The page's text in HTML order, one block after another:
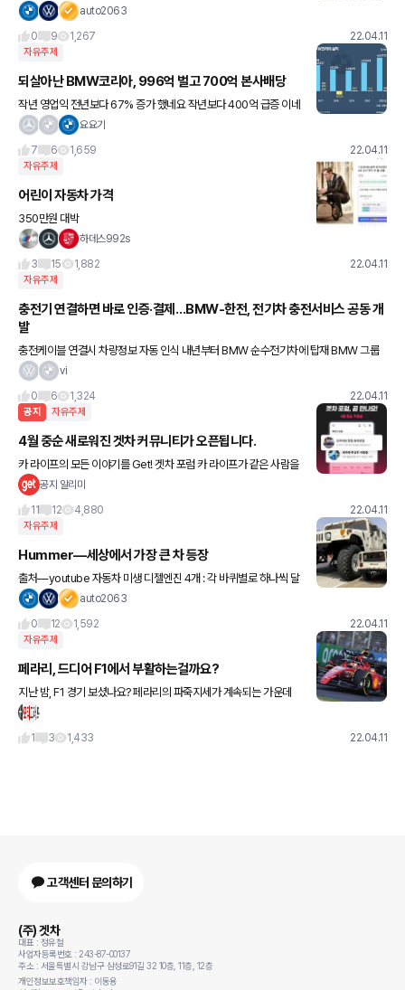
만 아니라 전시차 모두 드라이빙센터 트랙 체험도 가능하고 오프로드
auto2063
0
9 1,267 22.04.11
자유주제
되살아난 BMW코리아, 996억 벌고 700억 본사배당
작년 영업익 전년보다 67% 증가 했네요 작년보다 400억 급증 이네
요
요요기
7
6 1,659 22.04.11
자유주제
어린이 자동차 가격
350만원 대박
하데스992s
3
15 1,882 22.04.11
자유주제
충전기 연결하면 바로 인증·결제…BMW-한전, 전기차 충전서비스 공동 개
발
충전케이블 연결시 차량정보 자동 인식 내년부터 BMW 순수전기차에 탑재 BMW 그룹
코리아가 인천 영종도 BMW 드라이빙 센터에서 한국전력과 차세대 전기차 충전서비스
vi
0
6 1,324 22.04.11
공지 자유주제
4월 중순 새로워진 겟차 커뮤니티가 오픈됩니다.
카 라이프의 모든 이야기를 Get! 겟차 포럼 카 라이프가 같은 사람을
만난 적 있나요? 우리는 자동차라는 관심사로 모였지만 내 차 관리,
공지 알리미
11
12 4,880 22.04.11
자유주제
Hummer—세상에서 가장 큰 차 등장
출처—youtube 자동차 미생 디젤엔진 4개 : 각 바퀴별로 하나씩 달
려 있는 셈 ㅎㅎ 최고 시속 32km/h 기존 허머 3배 크기에 부피는 2
auto2063
0
12 1,592 22.04.11
자유주제
페라리, 드디어 F1에서 부활하는걸까요?
지난 밤, F1 경기 보셨나요? 페라리의 파죽지세가 계속되는 가운데
레드불은 시즌 초반부터 혼란에 빠진 모습입니다.
1 3 1,433 22.04.11
고객센터 문의하기
(주) 겟차
대표 : 정유철
사업자등록번호 : 243-87-00137
주소 : 서울특별시 강남구 삼성로91길 32 10층, 11층, 12층
개인정보보호책임자 : 이동용